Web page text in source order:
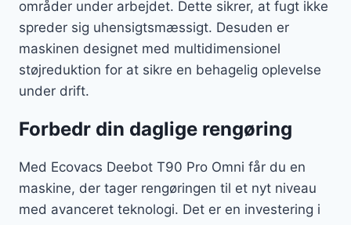
områder under arbejdet. Dette sikrer, at fugt ikke
spreder sig uhensigtsmæssigt. Desuden er
maskinen designet med multidimensionel
støjreduktion for at sikre en behagelig oplevelse
under drift.
Forbedr din daglige rengøring
Med Ecovacs Deebot T90 Pro Omni får du en
maskine, der tager rengøringen til et nyt niveau
med avanceret teknologi. Det er en investering i